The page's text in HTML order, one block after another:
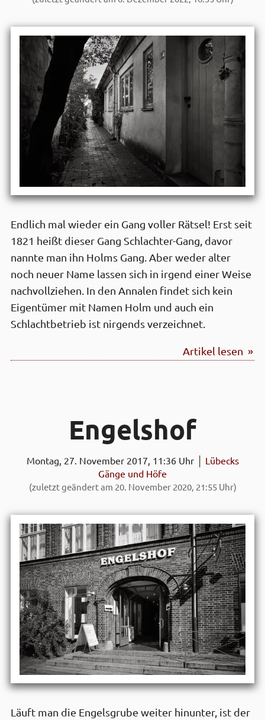
Endlich mal wieder ein Gang voller Rätsel! Erst seit
1821 heißt dieser Gang Schlachter-Gang, davor
nannte man ihn Holms Gang. Aber weder alter
noch neuer Name lassen sich in irgend einer Weise
nachvollziehen. In den Annalen findet sich kein
Eigentümer mit Namen Holm und auch ein
Schlachtbetrieb ist nirgends verzeichnet.
Artikel lesen »
Engels­hof
Montag, 27. November 2017, 11:36 Uhr │ Lübecks
Gänge und Höfe
(zuletzt geändert am 20. November 2020, 21:55 Uhr)
Läuft man die Engelsgrube weiter hinunter, ist der